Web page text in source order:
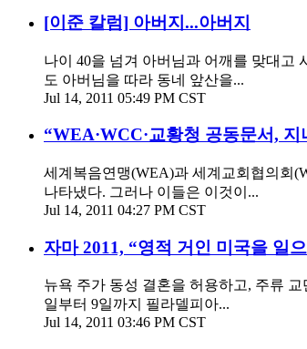
[이준 칼럼] 아버지...아버지
나이 40을 넘겨 아버님과 어깨를 맞대고
도 아버님을 따라 동네 앞산을...
Jul 14, 2011 05:49 PM CST
“WEA·WCC·교황청 공동문서,
세계복음연맹(WEA)과 세계교회협의회
나타냈다. 그러나 이들은 이것이...
Jul 14, 2011 04:27 PM CST
자마 2011, “영적 거인 미국을 일
뉴욕 주가 동성 결혼을 허용하고, 주류
일부터 9일까지 필라델피아...
Jul 14, 2011 03:46 PM CST